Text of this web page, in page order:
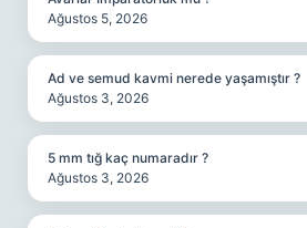
Ağustos 5, 2026
Ad ve semud kavmi nerede yaşamıştır ?
Ağustos 3, 2026
5 mm tığ kaç numaradır ?
Ağustos 3, 2026